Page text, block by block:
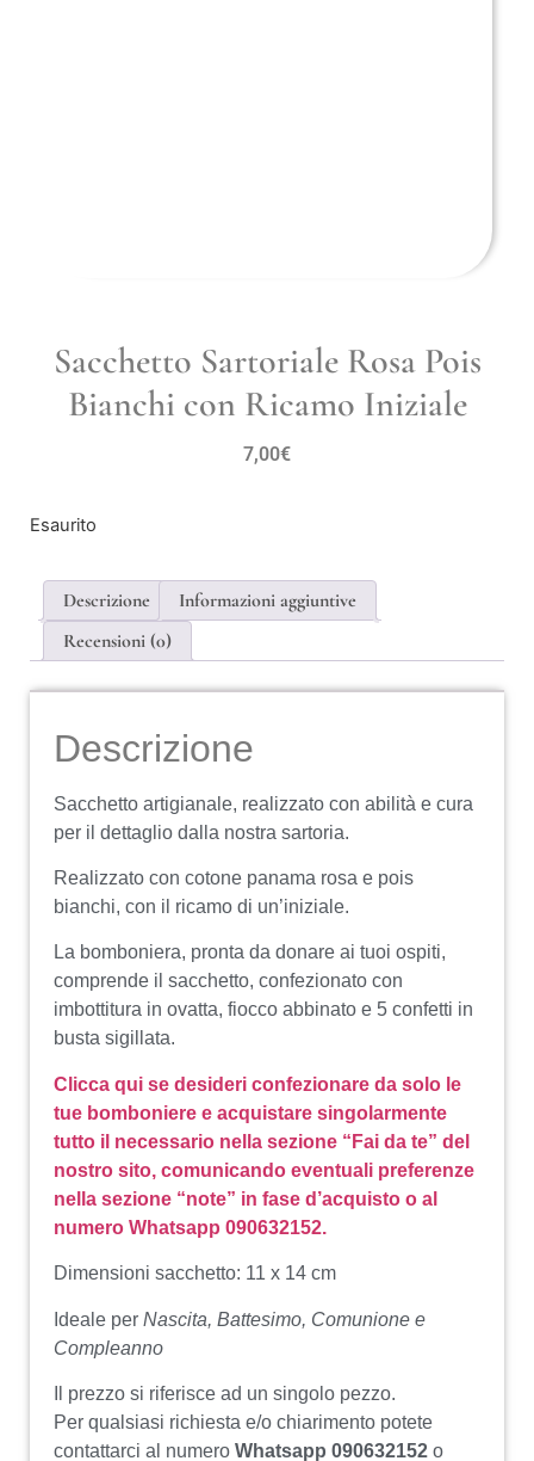
Sacchetto Sartoriale Rosa Pois
Bianchi con Ricamo Iniziale
7,00€
Esaurito
Descrizione
Informazioni aggiuntive
Recensioni (0)
Descrizione
Sacchetto artigianale, realizzato con abilità e cura
per il dettaglio dalla nostra sartoria.
Realizzato con cotone panama rosa e pois
bianchi, con il ricamo di un’iniziale.
La bomboniera, pronta da donare ai tuoi ospiti,
comprende il sacchetto, confezionato con
imbottitura in ovatta, fiocco abbinato e 5 confetti in
busta sigillata.
Clicca qui se desideri confezionare da solo le
tue bomboniere e acquistare singolarmente
tutto il necessario nella sezione “Fai da te” del
nostro sito, comunicando eventuali preferenze
nella sezione “note” in fase d’acquisto o al
numero Whatsapp 090632152.
Dimensioni sacchetto: 11 x 14 cm
Ideale per Nascita, Battesimo, Comunione e
Compleanno
Il prezzo si riferisce ad un singolo pezzo.
Per qualsiasi richiesta e/o chiarimento potete
contattarci al numero Whatsapp 090632152 o